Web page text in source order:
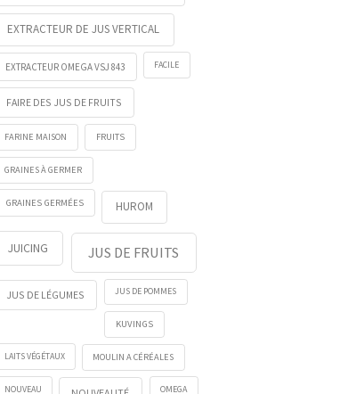
EXTRACTEUR DE JUS VERTICAL
EXTRACTEUR OMEGA VSJ 843 FACILE
FAIRE DES JUS DE FRUITS
FARINE MAISON FRUITS
GRAINES À GERMER
GRAINES GERMÉES HUROM
JUICING JUS DE FRUITS
JUS DE LÉGUMES JUS DE POMMES
KUVINGS
LAITS VÉGÉTAUX MOULIN A CÉRÉALES
NOUVEAU OMEGA